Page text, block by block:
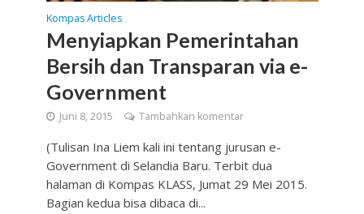
Kompas Articles
Menyiapkan Pemerintahan
Bersih dan Transparan via e-
Government
Juni 8, 2015 Tambahkan komentar
(Tulisan Ina Liem kali ini tentang jurusan e-
Government di Selandia Baru. Terbit dua
halaman di Kompas KLASS, Jumat 29 Mei 2015.
Bagian kedua bisa dibaca di...